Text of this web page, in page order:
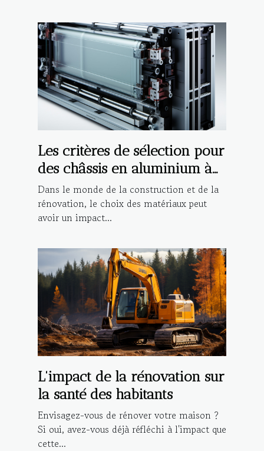
Les critères de sélection pour
des châssis en aluminium à
haute performance
Dans le monde de la construction et de la
rénovation, le choix des matériaux peut
avoir un impact...
L'impact de la rénovation sur
la santé des habitants
Envisagez-vous de rénover votre maison ?
Si oui, avez-vous déjà réfléchi à l'impact que
cette...